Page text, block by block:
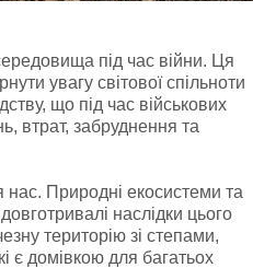
під час війни. Ця
увагу світової спільноти
що під час військових
втрат, забруднення та
нас. Природні екосистеми та
наслідки цього
територію зі степами,
є домівкою для багатьох